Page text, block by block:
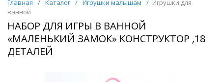
Главная / Каталог / Игрушки малышам / Игрушки для
ванной
НАБОР ДЛЯ ИГРЫ В ВАННОЙ
«МАЛЕНЬКИЙ ЗАМОК» КОНСТРУКТОР ,18
ДЕТАЛЕЙ